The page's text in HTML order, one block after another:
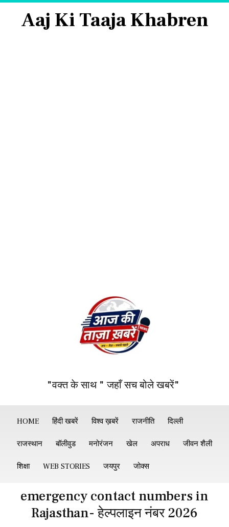
Aaj Ki Taaja Khabren
"वक्त के साथ " जहाँ सच बोले खबरें"
HOME हिंदी खबरें विश्व ख़बरें राजनीति दिल्ली
राजस्थान बॉलीवुड मनोरंजन खेल अपराध जीवन शैली
शिक्षा WEB STORIES जयपुर जोक्स
emergency contact numbers in
Rajasthan- हेल्पलाइन नंबर 2026